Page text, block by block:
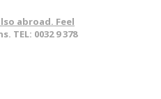
abroad. Feel
0032 9 378